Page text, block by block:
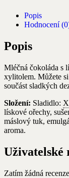
Popis
Hodnocení
Popis
Mléčná čokoláda s
xylitolem. Můžete
součást sladkých
Složení: Sladidlo:
lískové ořechy,
máslový tuk,
aroma.
Uživatelské
Zatím žádná recenze